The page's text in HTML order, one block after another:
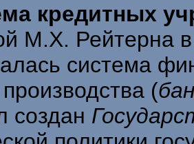
кредитных
М.Х. Рейтерна
система
(
создан